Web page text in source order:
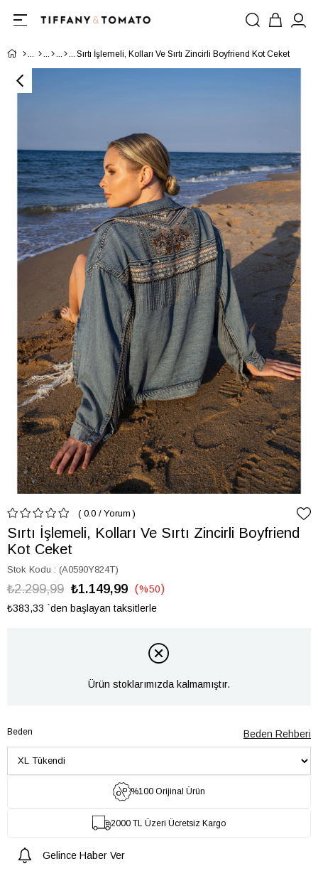
Sırtı İşlemeli, Kolları Ve Sırtı Zincirli Boyfriend Kot Ceket
0.0 / Yorum
Sırtı İşlemeli, Kolları Ve Sırtı Zincirli Boyfriend
Kot Ceket
Stok Kodu (A0590Y824T)
₺2.299,99 ₺1.149,99 %50
İndirim
₺383,33 `den başlayan taksitlerle
Ürün stoklarımızda kalmamıştır.
Beden Beden Rehberi
%100 Orijinal Ürün
2000 TL Üzeri Ücretsiz Kargo
Gelince Haber Ver